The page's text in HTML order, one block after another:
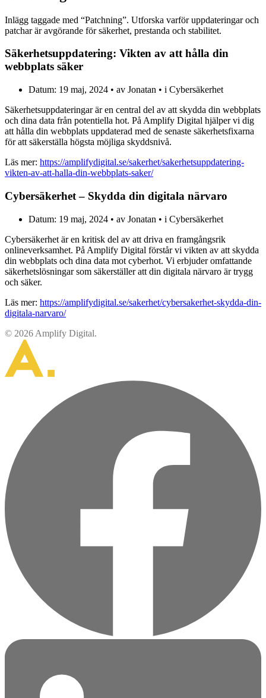
Inlägg taggade med “Patchning”. Utforska varför uppdateringar och
patchar är avgörande för säkerhet, prestanda och stabilitet.
Säkerhetsuppdatering: Vikten av att hålla din
webbplats säker
Datum: 19 maj, 2024 • av Jonatan • i Cybersäkerhet
Säkerhetsuppdateringar är en central del av att skydda din webbplats
och dina data från potentiella hot. På Amplify Digital hjälper vi dig
att hålla din webbplats uppdaterad med de senaste säkerhetsfixarna
för att säkerställa högsta möjliga skyddsnivå.
Läs mer: https://amplifydigital.se/sakerhet/sakerhetsuppdatering-
vikten-av-att-halla-din-webbplats-saker/
Cybersäkerhet – Skydda din digitala närvaro
Datum: 19 maj, 2024 • av Jonatan • i Cybersäkerhet
Cybersäkerhet är en kritisk del av att driva en framgångsrik
onlineverksamhet. På Amplify Digital förstår vi vikten av att skydda
din webbplats och dina data mot cyberhot. Vi erbjuder omfattande
säkerhetslösningar som säkerställer att din digitala närvaro är trygg
och säker.
Läs mer: https://amplifydigital.se/sakerhet/cybersakerhet-skydda-din-
digitala-narvaro/
© 2026 Amplify Digital.